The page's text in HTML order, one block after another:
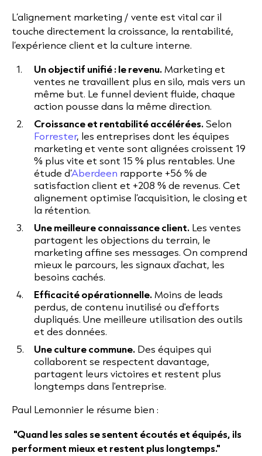
L’alignement marketing / vente est vital car il
touche directement la croissance, la rentabilité,
l’expérience client et la culture interne.
Un objectif unifié : le revenu.Marketing et
ventes ne travaillent plus en silo, mais vers un
même but. Le funnel devient fluide, chaque
action pousse dans la même direction.
Croissance et rentabilité accélérées.Selon
Forrester, les entreprises dont les équipes
marketing et vente sont alignées croissent 19
% plus vite et sont 15 % plus rentables. Une
étude d’Aberdeen rapporte +56 % de
satisfaction client et +208 % de revenus. Cet
alignement optimise l’acquisition, le closing et
la rétention.
Une meilleure connaissance client. Les ventes
partagent les objections du terrain, le
marketing affine ses messages. On comprend
mieux le parcours, les signaux d’achat, les
besoins cachés.
Efficacité opérationnelle.Moins de leads
perdus, de contenu inutilisé ou d'efforts
dupliqués. Une meilleure utilisation des outils
et des données.
Une culture commune. Des équipes qui
collaborent se respectent davantage,
partagent leurs victoires et restent plus
longtemps dans l'entreprise.
Paul Lemonnier le résume bien :
"Quand les sales se sentent écoutés et équipés, ils
performent mieux et restent plus longtemps."